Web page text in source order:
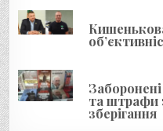
та штрафи
зберігання